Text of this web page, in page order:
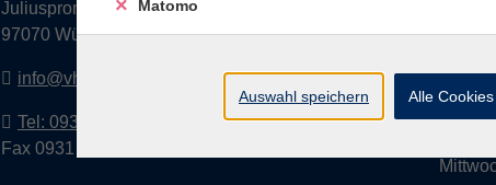
Juliuspromenade 68
97070 Würzburg
info@vhs-wuerzburg.de
Tel: 0931 35593 0
Fax 0931 35593-20
Matomo
Auswahl speichern Alle